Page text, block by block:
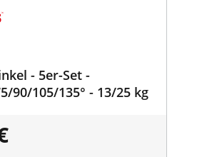
- 5er-Set -
90/105/135° - 13/25 kg